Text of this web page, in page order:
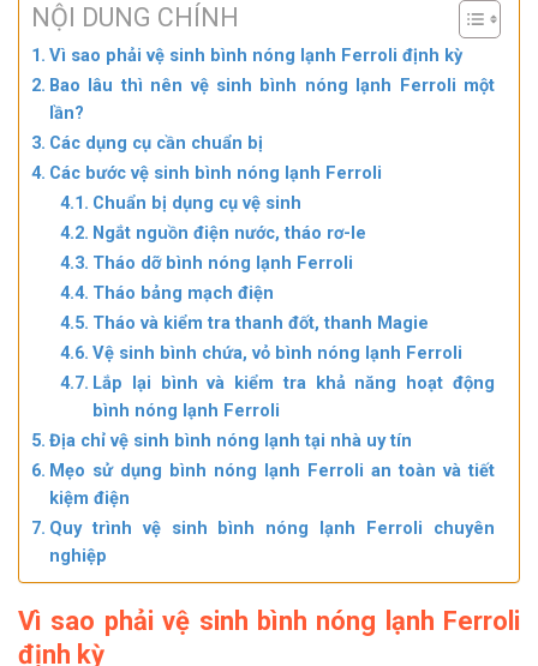
NỘI DUNG CHÍNH
Vì sao phải vệ sinh bình nóng lạnh Ferroli định kỳ
Bao lâu thì nên vệ sinh bình nóng lạnh Ferroli một
lần?
Các dụng cụ cần chuẩn bị
Các bước vệ sinh bình nóng lạnh Ferroli
Chuẩn bị dụng cụ vệ sinh
Ngắt nguồn điện nước, tháo rơ-le
Tháo dỡ bình nóng lạnh Ferroli
Tháo bảng mạch điện
Tháo và kiểm tra thanh đốt, thanh Magie
Vệ sinh bình chứa, vỏ bình nóng lạnh Ferroli
Lắp lại bình và kiểm tra khả năng hoạt động
bình nóng lạnh Ferroli
Địa chỉ vệ sinh bình nóng lạnh tại nhà uy tín
Mẹo sử dụng bình nóng lạnh Ferroli an toàn và tiết
kiệm điện
Quy trình vệ sinh bình nóng lạnh Ferroli chuyên
nghiệp
Vì sao phải vệ sinh bình nóng lạnh Ferroli
định kỳ